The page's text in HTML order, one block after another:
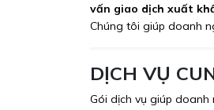
vấn giao dịch xuất
Chúng tôi giúp doanh
DỊCH VỤ
Gói dịch vụ giúp